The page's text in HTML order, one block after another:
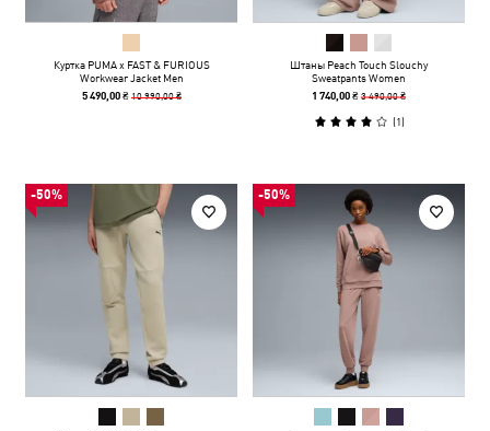
Куртка PUMA x FAST & FURIOUS
Workwear Jacket Men
5 490,00 ₴ 10 990,00 ₴
Штаны Peach Touch Slouchy
Sweatpants Women
1 740,00 ₴3 490,00 ₴
(1)
-50% -50%